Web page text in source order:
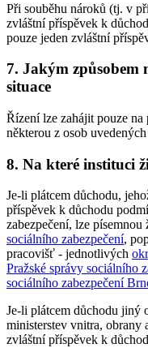
Při souběhu nároků (tj. v
zvláštní příspěvek k
pouze jeden zvláštní
7. Jakým způsobem
situace
Řízení lze zahájit pouze na
některou z osob
8. Na které instituci
Je-li plátcem důchodu,
příspěvek k důchodu
zabezpečení, lze písemnou
sociálního zabezpečení,
pracovišť - jednotlivých
Pražské správy sociálního
sociálního zabezpečení
Je-li plátcem důchodu jiný
ministerstev vnitra, obrany
zvláštní příspěvek k